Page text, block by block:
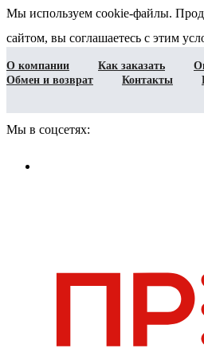
Мы используем cookie-файлы.
сайтом, вы соглашаетесь с этим
О компании Как заказать
Обмен и возврат
Контакты
Мы в соцсетях: